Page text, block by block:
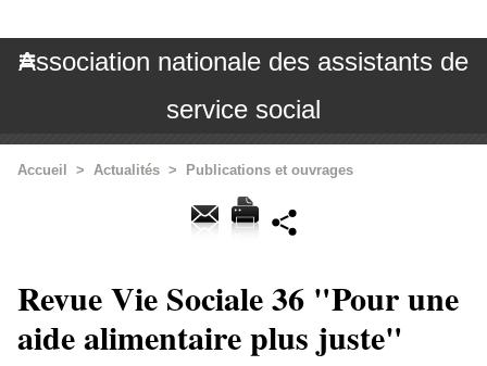
Association nationale des assistants de
service social
Accueil > Actualités > Publications et ouvrages
Revue Vie Sociale 36 "Pour une
aide alimentaire plus juste"